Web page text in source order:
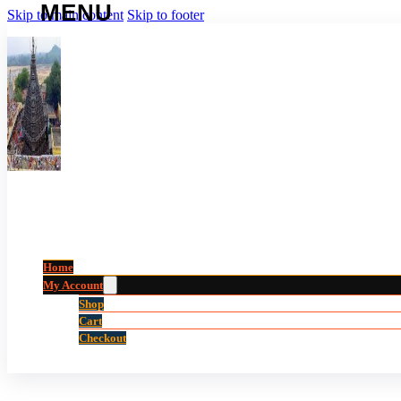
Skip to main content Skip to footer
Home
My Account
Shop
Cart
Checkout